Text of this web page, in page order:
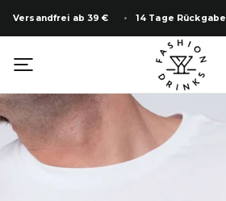
Inhalt
springen
Versandfrei ab 39 € 14 Tage Rückgabe